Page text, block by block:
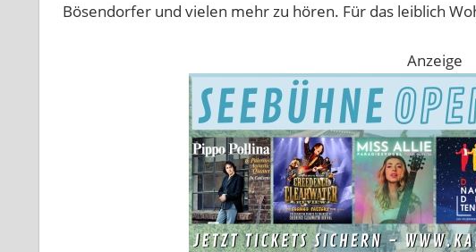
Bösendorfer und vielen mehr zu hören. Für das leiblich
Anzeige